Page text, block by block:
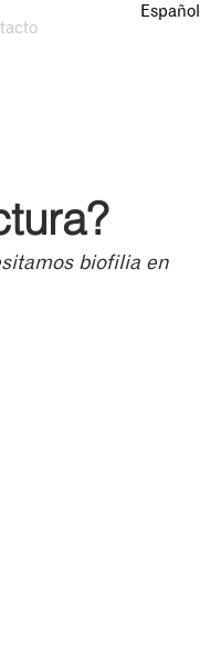
Español
biofilia en